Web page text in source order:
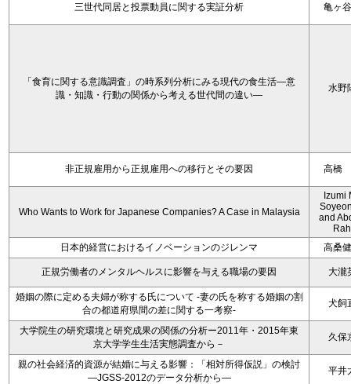
三世代同居と投票動員に関する実証分析 亀ヶ
「食育に関する意識調査」の時系列分析にみる現代の食生活―意
識・知識・行動の関係から考える世代間の違い―
水野
非正規雇用から正規雇用への移行とその要因 高橋
Who Wants to Work for Japanese Companies? A Case in Malaysia
Izumi
and
日本的経営におけるイノベーションのジレンマ
高桑
正規労働者のメンタルヘルスに影響を与える職場の要因 大瀧
婚姻の際に定める夫婦が称する氏について -妻の氏を称する婚姻の割
合の都道府県間の差に関する一考察-
犬飼
大学院生の研究環境と研究成果の関係の分析ー2011年・2015年東
京大学学生生活実態調査から－
久保
親の社会経済的資源が結婚に与える影響：「相対所得仮説」の検討
―JGSS-2012のデータ分析から―
平井